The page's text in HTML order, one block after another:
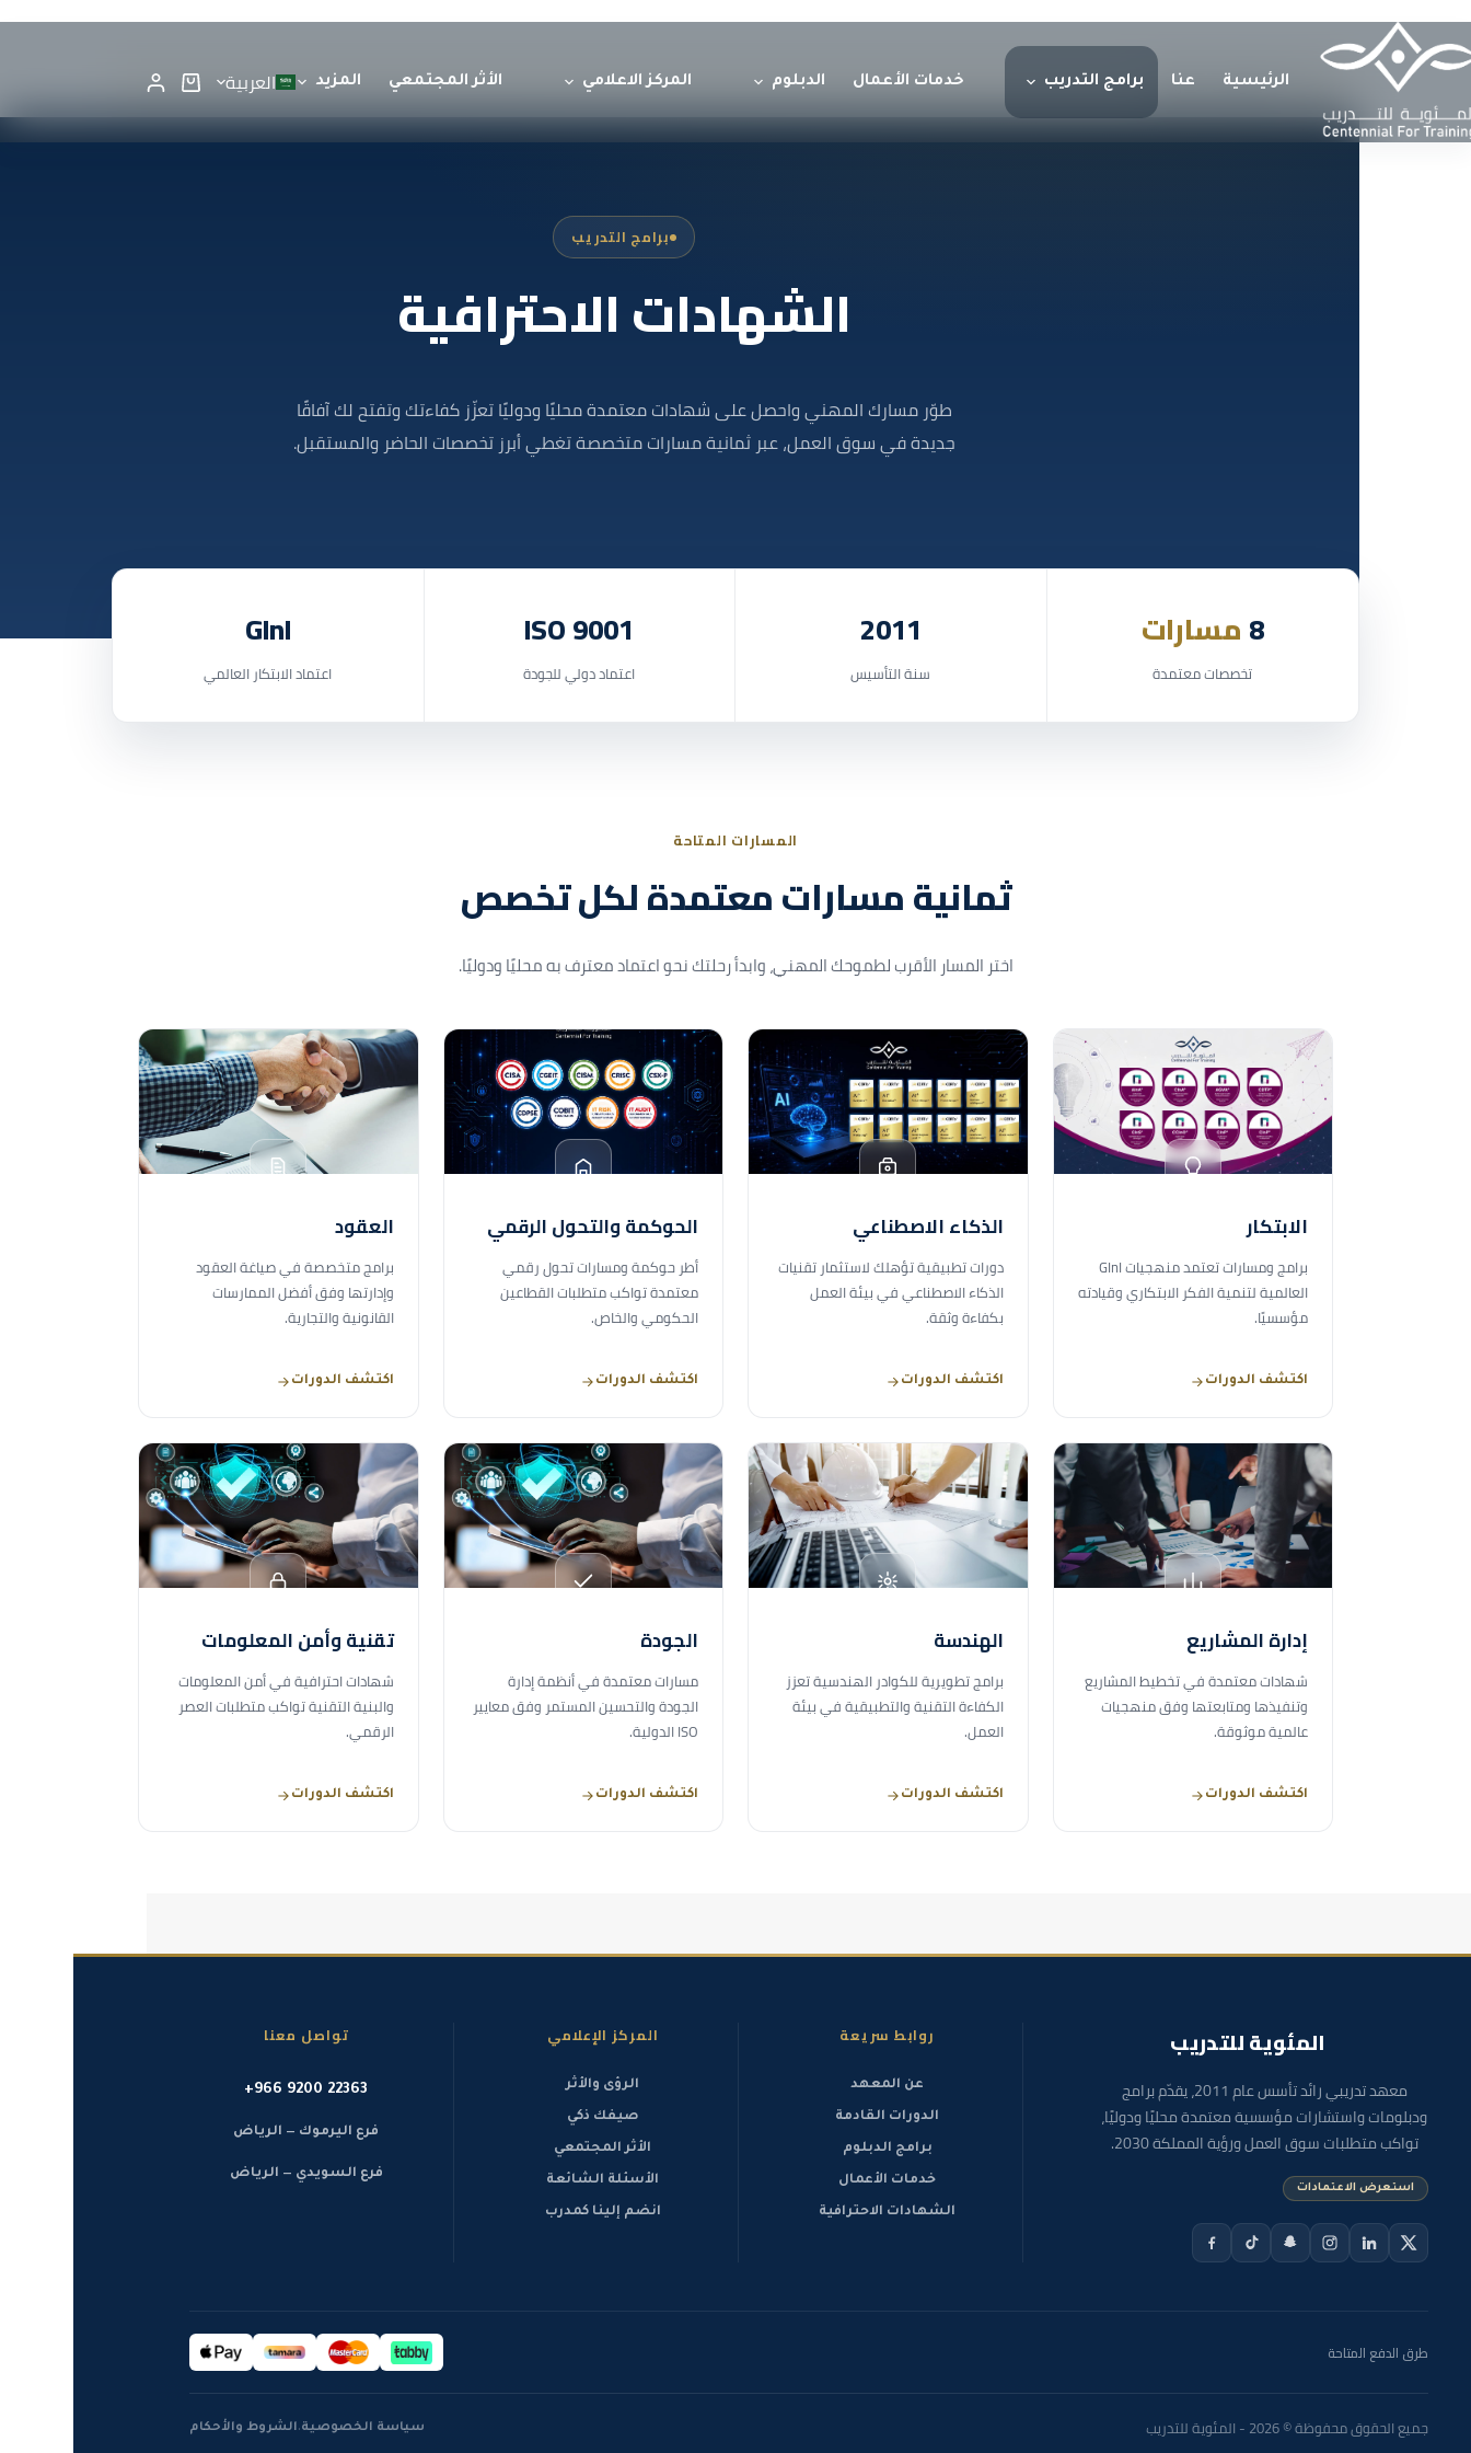
الرئيسية عنا برامج التدريب خدمات الأعمال الدبلوم المركز الاعلامي الأثر المجتمعي المزيد العربية الرئيسية/الشهادات الاحترافية
برامج التدريب
الشهادات الاحترافية
طوّر مسارك المهني واحصل على شهادات معتمدة محليًا ودوليًا تعزّز كفاءتك وتفتح لك آفاقًا
جديدة في سوق العمل، عبر ثمانية مسارات متخصصة تغطي أبرز تخصصات الحاضر والمستقبل.
8مسارات
تخصصات معتمدة
2011
سنة التأسيس
ISO 9001
اعتماد دولي للجودة
GInI
اعتماد الابتكار العالمي
المسارات المتاحة
ثمانية مسارات معتمدة لكل تخصص
اختر المسار الأقرب لطموحك المهني، وابدأ رحلتك نحو اعتماد معترف به محليًا ودوليًا.
الابتكار
برامج ومسارات تعتمد منهجيات GInI
العالمية لتنمية الفكر الابتكاري وقيادته
مؤسسيًا.
اكتشف الدورات
الذكاء الاصطناعي
دورات تطبيقية تؤهلك لاستثمار تقنيات
الذكاء الاصطناعي في بيئة العمل
بكفاءة وثقة.
اكتشف الدورات
الحوكمة والتحول الرقمي
أطر حوكمة ومسارات تحول رقمي
معتمدة تواكب متطلبات القطاعين
الحكومي والخاص.
اكتشف الدورات
العقود
برامج متخصصة في صياغة العقود
وإدارتها وفق أفضل الممارسات
القانونية والتجارية.
اكتشف الدورات
إدارة المشاريع
شهادات معتمدة في تخطيط المشاريع
وتنفيذها ومتابعتها وفق منهجيات
عالمية موثوقة.
اكتشف الدورات
الهندسة
برامج تطويرية للكوادر الهندسية تعزز
الكفاءة التقنية والتطبيقية في بيئة
العمل.
اكتشف الدورات
الجودة
مسارات معتمدة في أنظمة إدارة
الجودة والتحسين المستمر وفق معايير
ISO الدولية.
اكتشف الدورات
تقنية وأمن المعلومات
شهادات احترافية في أمن المعلومات
والبنية التقنية تواكب متطلبات العصر
الرقمي.
اكتشف الدورات
المئوية للتدريب
معهد تدريبي رائد تأسس عام 2011، يقدّم برامج
ودبلومات واستشارات مؤسسية معتمدة محليًا ودوليًا،
تواكب متطلبات سوق العمل ورؤية المملكة 2030.
استعرض الاعتمادات
روابط سريعة
عن المعهد
الدورات القادمة
برامج الدبلوم
خدمات الأعمال
الشهادات الاحترافية
المركز الإعلامي
الرؤى والأثر
صيفك ذكي
الأثر المجتمعي
الأسئلة الشائعة
انضم إلينا كمدرب
تواصل معنا
+966 9200 22363
فرع اليرموك — الرياض
فرع السويدي — الرياض
طرق الدفع المتاحة
جميع الحقوق محفوظة © 2026 - المئوية للتدريب سياسة الخصوصية·الشروط والأحكام